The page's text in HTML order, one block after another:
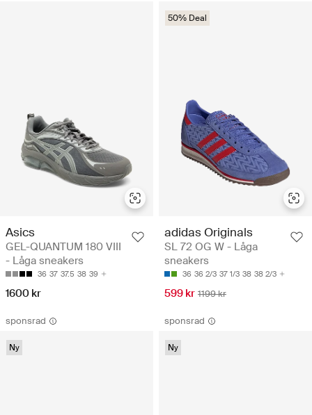
Asics
GEL-QUANTUM 180 VIII
- Låga sneakers
36 37 37.5 38 39
1600 kr
50% Deal
adidas Originals
SL 72 OG W - Låga
sneakers
36 36 2/3 37 1/3 38 38 2/3
599 kr 1199 kr
sponsrad
Ny
sponsrad
Ny